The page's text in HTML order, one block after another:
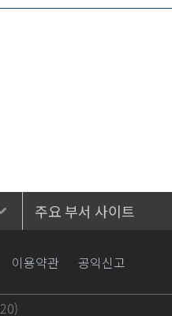
주요 부서 사이트
이용약관 공익신고